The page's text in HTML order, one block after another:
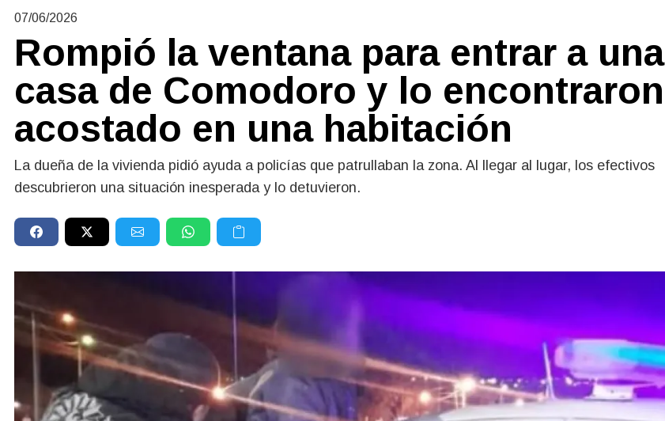
07/06/2026
Rompió la ventana para entrar a una
casa de Comodoro y lo encontraron
acostado en una habitación
La dueña de la vivienda pidió ayuda a policías que patrullaban la zona. Al llegar al lugar, los efectivos
descubrieron una situación inesperada y lo detuvieron.